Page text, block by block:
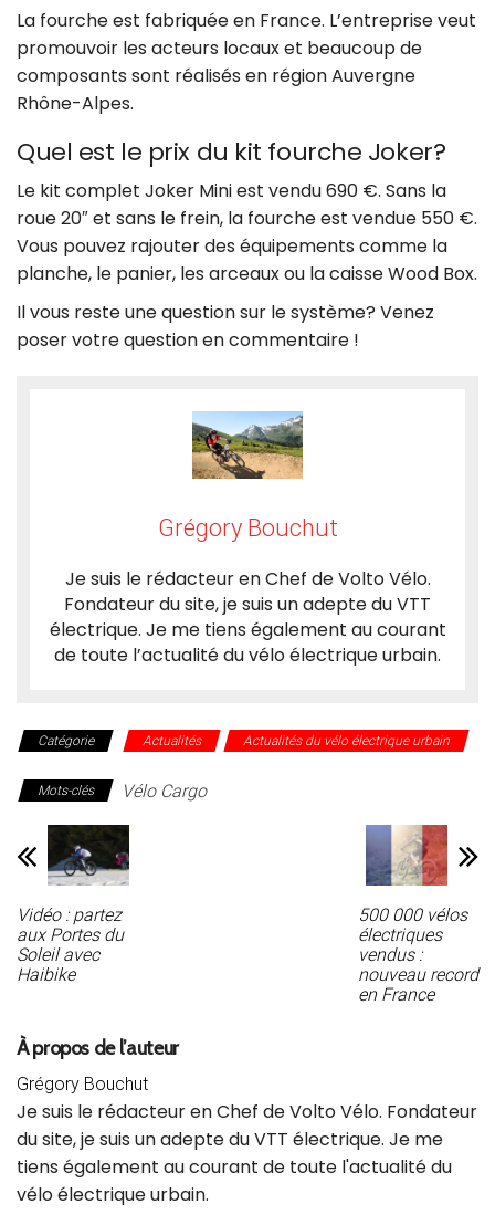
La fourche est fabriquée en France. L’entreprise veut
promouvoir les acteurs locaux et beaucoup de
composants sont réalisés en région Auvergne
Rhône-Alpes.
Quel est le prix du kit fourche Joker?
Le kit complet Joker Mini est vendu 690 €. Sans la
roue 20″ et sans le frein, la fourche est vendue 550 €.
Vous pouvez rajouter des équipements comme la
planche, le panier, les arceaux ou la caisse Wood Box.
Il vous reste une question sur le système? Venez
poser votre question en commentaire !
Grégory Bouchut
Je suis le rédacteur en Chef de Volto Vélo.
Fondateur du site, je suis un adepte du VTT
électrique. Je me tiens également au courant
de toute l’actualité du vélo électrique urbain.
Catégorie Actualités Actualités du vélo électrique urbain
Mots-clés Vélo Cargo
Vidéo : partez
aux Portes du
Soleil avec
Haibike
500 000 vélos
électriques
vendus :
nouveau record
en France
À propos de l’auteur
Grégory Bouchut
Je suis le rédacteur en Chef de Volto Vélo. Fondateur
du site, je suis un adepte du VTT électrique. Je me
tiens également au courant de toute l'actualité du
vélo électrique urbain.